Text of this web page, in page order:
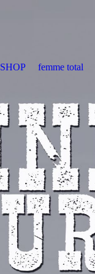
SHOP femme total